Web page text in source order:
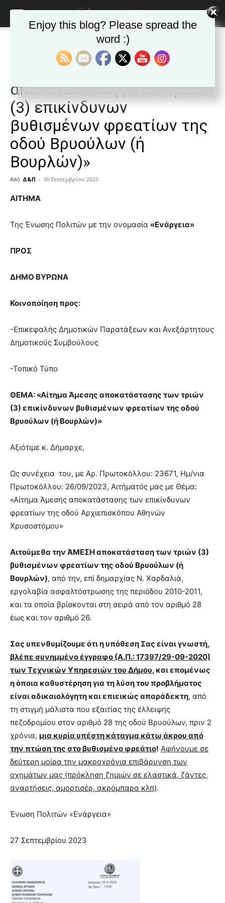
Ανακοινώσεις - Δελτία τύπου
Ανακοινώσεις - Δελτία τύπου Δημοφιλή άρθρα
«Αίτημα Άμεσης
αποκατάστασης των τριών
(3) επικίνδυνων
βυθισμένων φρεατίων της
οδού Βρυούλων (ή
Βουρλών)»
Από Δ&Π - 30 Σεπτεμβρίου 2023
blonde
hot
show.desi
lyons
you
of
pain.
hd
ΑΙΤΗΜΑ
Της Ένωσης Πολιτών με την ονομασία «Ενάργεια»
ΠΡΟΣ
ΔΗΜΟ ΒΥΡΩΝΑ
Κοινοποίηση προς:
-Επικεφαλής Δημοτικών Παρατάξεων και Ανεξάρτητους
Δημοτικούς Συμβούλους
-Τοπικό Τύπο
ΘΕΜΑ: «Αίτημα Άμεσης αποκατάστασης των τριών
(3) επικίνδυνων βυθισμένων φρεατίων της οδού
Βρυούλων (ή Βουρλών)»
Αξιότιμε κ. Δήμαρχε,
Ως συνέχεια του, με Αρ. Πρωτοκόλλου: 23671, Ημ/νια
Πρωτοκόλλου: 26/09/2023, Αιτήματός μας με Θέμα:
«Αίτημα Άμεσης αποκατάστασης των επικίνδυνων
φρεατίων της οδού Αρχιεπισκόπου Αθηνών
Χρυσοστόμου»
Αιτούμεθα την ΆΜΕΣΗ αποκατάσταση των τριών (3)
βυθισμένων φρεατίων της οδού Βρυούλων (ή
Βουρλών), από την, επί δημαρχίας Ν. Χαρδαλιά,
εργολαβία ασφαλτόστρωσης της περιόδου 2010-2011,
και τα οποία βρίσκονται στη σειρά από τον αριθμό 28
έως και τον αριθμό 26.
Σας υπενθυμίζουμε ότι η υπόθεση Σας είναι γνωστή,
βλέπε συνημμένο έγγραφο (Α.Π.: 17397/29-09-2020)
των Τεχνικών Υπηρεσιών του Δήμου, και επομένως
η όποια καθυστέρηση για τη λύση του προβλήματος
είναι αδικαιολόγητη και επιεικώς απαράδεκτη, από
τη στιγμή μάλιστα που εξαιτίας της έλλειψης
πεζοδρομίου στον αριθμό 28 της οδού Βρυούλων, πριν 2
χρόνια, μια κυρία υπέστη κάταγμα κάτω άκρου από
την πτώση της στο βυθισμένο φρεάτιο! Αφήνουμε σε
δεύτερη μοίρα την μακροχρόνια επιβάρυνση των
οχημάτων μας (πρόκληση ζημιών σε ελαστικά, ζάντες,
αναρτήσεις, αμορτισέρ, ακρόμπαρα κλπ).
Ένωση Πολιτών «Ενάργεια»
27 Σεπτεμβρίου 2023
Enjoy this blog? Please spread the
word :)